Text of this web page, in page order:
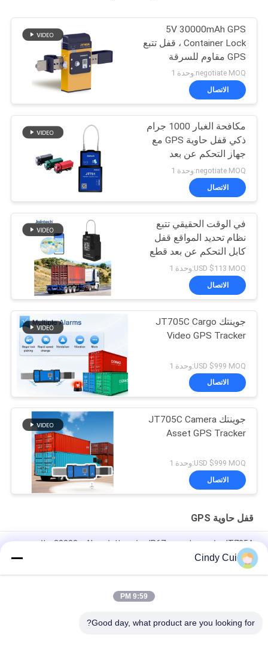
5V 30000mAh GPS
Container Lock ، قفل تتبع
GPS مقاوم للسرقة
negotiate MOQ:وحدة 1
الاتصال
مكافحة الغبار 1000 جرام
ذكي قفل حاوية GPS مع
جهاز التحكم عن بعد
negotiate MOQ:وحدة 1
الاتصال
في الوقت الحقيقي تتبع
نظام تحديد المواقع قفل
كابل التحكم عن بعد قطع
إنذار قفل ذكي
USD $113 MOQ:وحدة 1
الاتصال
جوينتك JT705C Cargo
Video GPS Tracker
USD $999 MOQ:وحدة 1
الاتصال
جوينتك JT705C Camera
Asset GPS Tracker
USD $999 MOQ:وحدة 1
الاتصال
قفل حاوية GPS
JT705A حاوية قفل تتبع - IP67 مقاومة للماء و 30000mAh بطارية
مضادة للكسر
JT705C حاوية قابلة للتخصيص GPS كاميرا فيديو قفل مراقبة البضائع
Cindy Cui
9:59 PM
Good day, what product are you looking for?